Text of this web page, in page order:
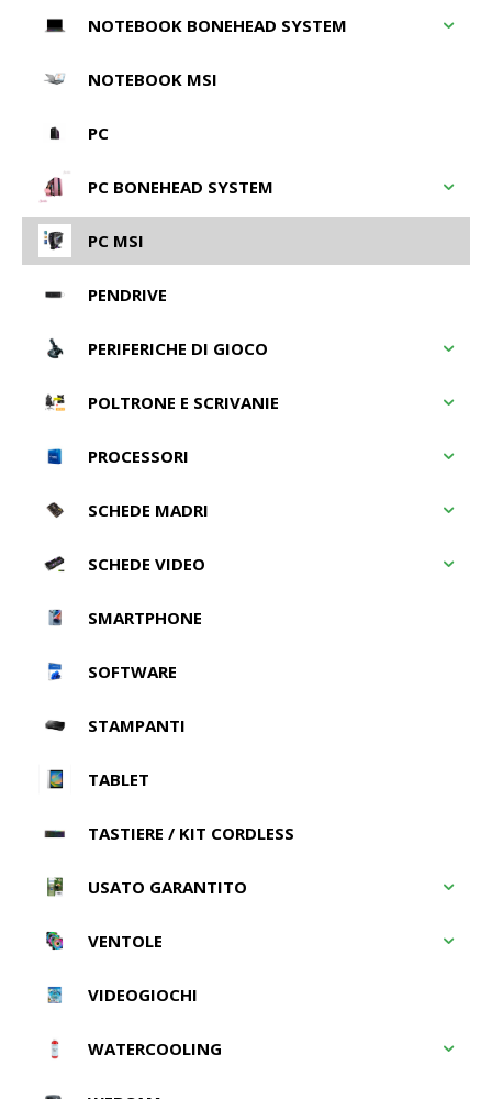
NOTEBOOK BONEHEAD SYSTEM
NOTEBOOK MSI
PC
PC BONEHEAD SYSTEM
PC MSI
PENDRIVE
PERIFERICHE DI GIOCO
POLTRONE E SCRIVANIE
PROCESSORI
SCHEDE MADRI
SCHEDE VIDEO
SMARTPHONE
SOFTWARE
STAMPANTI
TABLET
TASTIERE / KIT CORDLESS
USATO GARANTITO
VENTOLE
VIDEOGIOCHI
WATERCOOLING